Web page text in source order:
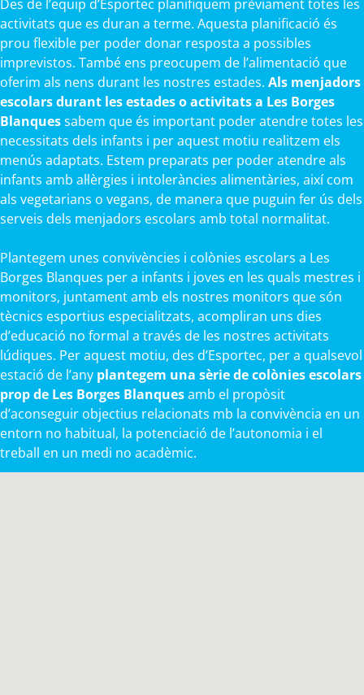
Des de l’equip d’Esportec planifiquem prèviament totes les
activitats que es duran a terme. Aquesta planificació és
prou flexible per poder donar resposta a possibles
imprevistos. També ens preocupem de l’alimentació que
oferim als nens durant les nostres estades. Als menjadors
escolars durant les estades o activitats a Les Borges
Blanquessabem que és important poder atendre totes les
necessitats dels infants i per aquest motiu realitzem els
menús adaptats. Estem preparats per poder atendre als
infants amb al·lèrgies i intoleràncies alimentàries, així com
als vegetarians o vegans, de manera que puguin fer ús dels
serveis dels menjadors escolars amb total normalitat.
Plantegem unes convivències i colònies escolars a Les
Borges Blanques per a infants i joves en les quals mestres i
monitors, juntament amb els nostres monitors que són
tècnics esportius especialitzats, acompliran uns dies
d’educació no formal a través de les nostres activitats
lúdiques. Per aquest motiu, des d’Esportec, per a qualsevol
estació de l’any plantegem una sèrie de colònies escolars
prop de Les Borges Blanquesamb el propòsit
d’aconseguir objectius relacionats mb la convivència en un
entorn no habitual, la potenciació de l’autonomia i el
treball en un medi no acadèmic.